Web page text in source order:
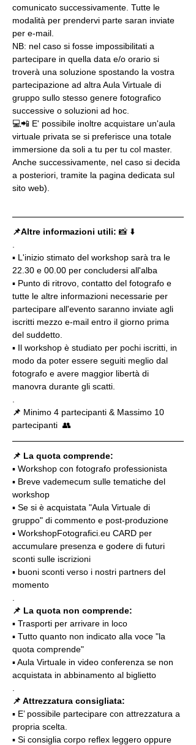
comunicato successivamente. Tutte le
modalità per prendervi parte saran inviate
per e-mail.
NB: nel caso si fosse impossibilitati a
partecipare in quella data e/o orario si
troverà una soluzione spostando la vostra
partecipazione ad altra Aula Virtuale di
gruppo sullo stesso genere fotografico
successive o soluzioni ad hoc.
💻📲 E' possibile inoltre acquistare un'aula
virtuale privata se si preferisce una totale
immersione da soli a tu per tu col master.
Anche successivamente, nel caso si decida
a posteriori, tramite la pagina dedicata sul
sito web).
📌Altre informazioni utili: 📸 ⬇️
▪️ L'inizio stimato del workshop sarà tra le
22.30 e 00.00 per concludersi all'alba
▪️ Punto di ritrovo, contatto del fotografo e
tutte le altre informazioni necessarie per
partecipare all'evento saranno inviate agli
iscritti mezzo e-mail entro il giorno prima
del suddetto.
▪️ Il workshop è studiato per pochi iscritti, in
modo da poter essere seguiti meglio dal
fotografo e avere maggior libertà di
manovra durante gli scatti.
📌 Minimo 4 partecipanti & Massimo 10
partecipanti  👥
📌 La quota comprende:
▪️ Workshop con fotografo professionista
▪️ Breve vademecum sulle tematiche del
workshop
▪️ Se si è acquistata "Aula Virtuale di
gruppo" di commento e post-produzione
▪️ WorkshopFotografici.eu CARD per
accumulare presenza e godere di futuri
sconti sulle iscrizioni
▪️ buoni sconti verso i nostri partners del
momento
📌 La quota non comprende:
▪️ Trasporti per arrivare in loco
▪️ Tutto quanto non indicato alla voce "la
quota comprende"
▪️ Aula Virtuale in video conferenza se non
acquistata in abbinamento al biglietto
📌 Attrezzatura consigliata:
▪️ E’ possibile partecipare con attrezzatura a
propria scelta.
▪️ Si consiglia corpo reflex leggero oppure